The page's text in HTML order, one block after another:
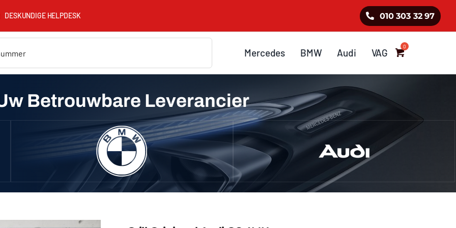
DESKUNDIGE HELPDESK 010 303 32 97
Mercedes BMW Audi VAG
Betrouwbare Leverancier